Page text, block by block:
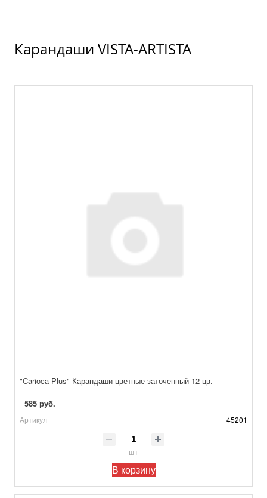
Карандаши VISTA-ARTISTA
"Carioca Plus" Карандаши цветные заточенный 12 цв.
585 руб.
Артикул 45201
шт
В корзину